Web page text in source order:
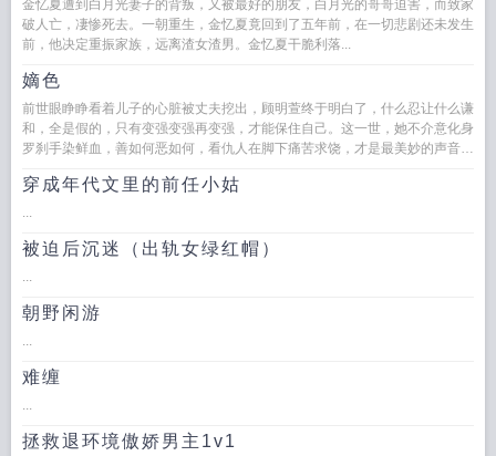
金忆夏遭到白月光妻子的背叛，又被最好的朋友，白月光的哥哥迫害，而致家
破人亡，凄惨死去。一朝重生，金忆夏竟回到了五年前，在一切悲剧还未发生
前，他决定重振家族，远离渣女渣男。金忆夏干脆利落...
嫡色
前世眼睁睁看着儿子的心脏被丈夫挖出，顾明萱终于明白了，什么忍让什么谦
和，全是假的，只有变强变强再变强，才能保住自己。这一世，她不介意化身
罗刹手染鲜血，善如何恶如何，看仇人在脚下痛苦求饶，才是最美妙的声音。
穿成年代文里的前任小姑
...
被迫后沉迷（出轨女绿红帽）
...
朝野闲游
...
难缠
...
拯救退环境傲娇男主1v1